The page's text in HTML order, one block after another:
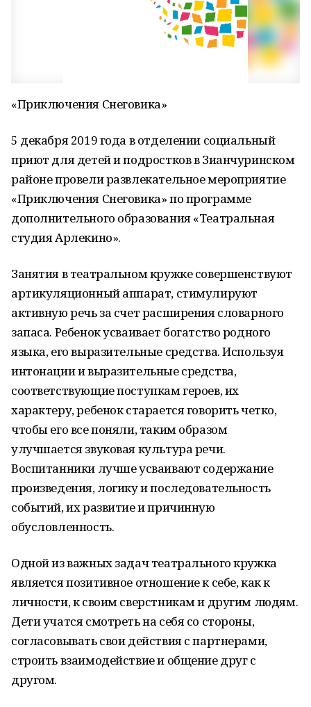
«Приключения Снеговика»
5 декабря 2019 года в отделении социальный
приют для детей и подростков в Зианчуринском
районе провели развлекательное мероприятие
«Приключения Снеговика» по программе
дополнительного образования «Театральная
студия Арлекино».
Занятия в театральном кружке совершенствуют
артикуляционный аппарат, стимулируют
активную речь за счет расширения словарного
запаса. Ребенок усваивает богатство родного
языка, его выразительные средства. Используя
интонации и выразительные средства,
соответствующие поступкам героев, их
характеру, ребенок старается говорить четко,
чтобы его все поняли, таким образом
улучшается звуковая культура речи.
Воспитанники лучше усваивают содержание
произведения, логику и последовательность
событий, их развитие и причинную
обусловленность.
Одной из важных задач театрального кружка
является позитивное отношение к себе, как к
личности, к своим сверстникам и другим людям.
Дети учатся смотреть на себя со стороны,
согласовывать свои действия с партнерами,
строить взаимодействие и общение друг с
другом.